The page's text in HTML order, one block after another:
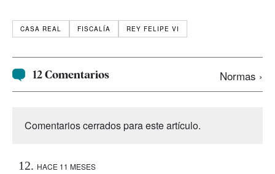
CASA REAL FISCALÍA REY FELIPE VI
12 Comentarios Normas ›
Comentarios cerrados para este artículo.
HACE 11 MESES